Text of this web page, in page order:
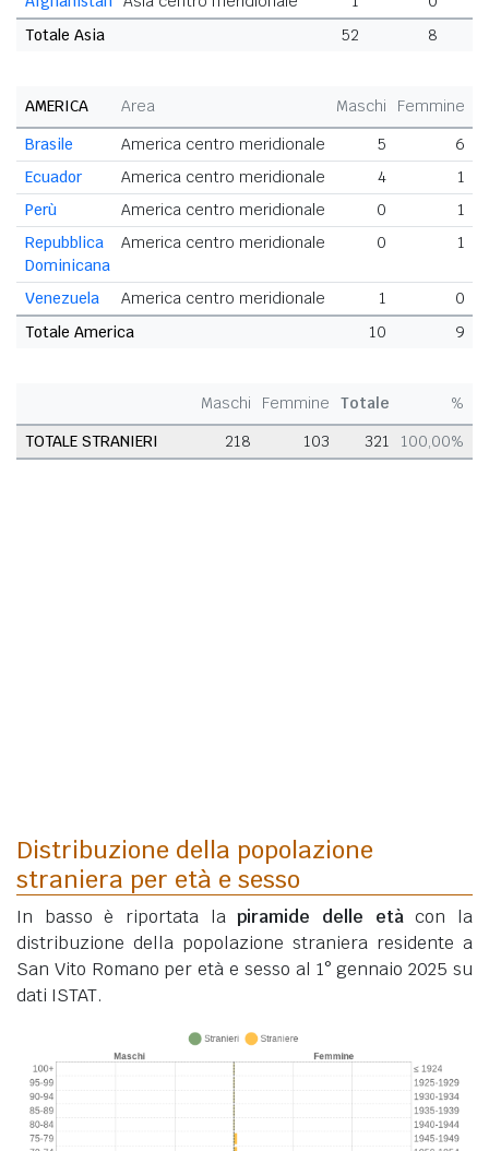
Totale Asia
52 8
AMERICA Area Maschi Femmine
Brasile
America centro meridionale 5
6
Ecuador
America centro meridionale 4
1
Perù
America centro meridionale 0
1
Repubblica
Dominicana
America centro meridionale 0 1
Venezuela America centro meridionale 1
0
Totale America
10 9
Maschi Femmine Totale
%
TOTALE STRANIERI
218 103 321 100,00%
Distribuzione della popolazione
straniera per età e sesso
In basso è riportata lapiramide delle etàcon la
distribuzione della popolazione straniera residente a
San Vito Romano per età e sesso al 1° gennaio 2025 su
dati ISTAT.